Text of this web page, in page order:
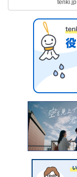
tenki.jp